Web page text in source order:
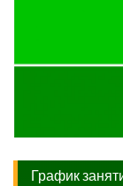
График